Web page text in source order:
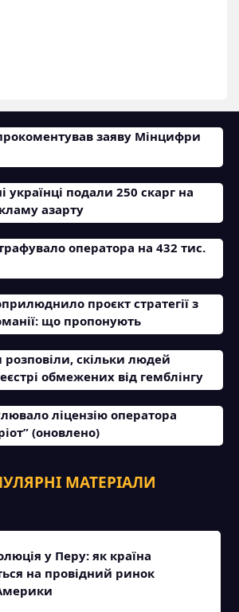
заяву Мінцифри
українці подали 250 скарг на
азарту
оператора на 432 тис.
проєкт стратегії з
що пропонують
скільки людей
обмежених від гемблінгу
ліцензію оператора
(оновлено)
МАТЕРІАЛИ
у Перу: як країна
на провідний ринок